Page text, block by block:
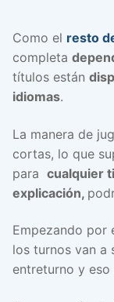
Como el resto
completa
títulos están
idiomas.
La manera de
cortas, lo que
para cualquier
explicación,
Empezando por
los turnos van a
entreturno y eso